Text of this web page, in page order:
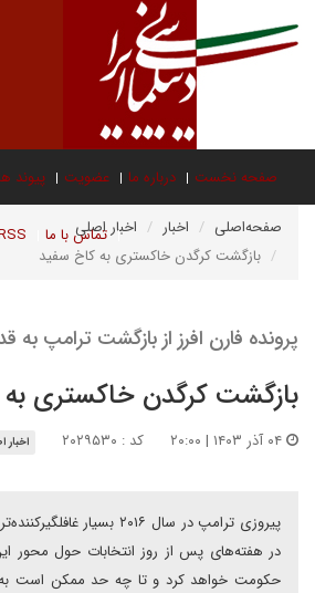
صفحه نخست درباره ما عضویت پیوند ها
تماس با ما صفحه‌اصلی اخبار
اخبار اصلی
بازگشت کرگدن خاکستری به کاخ سفید
پرونده فارن افرز از بازگشت ترامپ
بازگشت کرگدن خاکستری
کد : ۲۰۲۹۵۳۰ اخبار
پیروزی ترامپ در سال ۲۰۱۶
در هفته‌های پس از روز انتخابات حول محور
حکومت خواهد کرد و تا چه حد ممکن است به